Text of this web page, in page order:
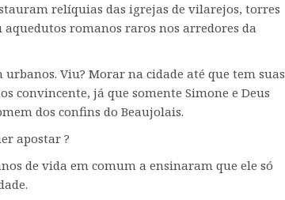
relíquias das igrejas de vilarejos, torres
romanos raros nos arredores da
Viu? Morar na cidade até que tem suas
convincente, já que somente Simone e Deus
dos confins do Beaujolais.
apostar ?
de vida em comum a ensinaram que ele só